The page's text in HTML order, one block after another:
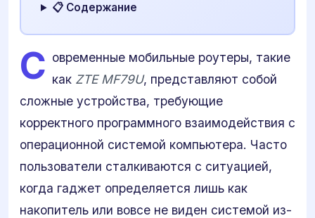
📋 Содержание
С овременные мобильные роутеры, такие
как ZTE MF79U, представляют собой
сложные устройства, требующие
корректного программного взаимодействия с
операционной системой компьютера. Часто
пользователи сталкиваются с ситуацией,
когда гаджет определяется лишь как
накопитель или вовсе не виден системой из-